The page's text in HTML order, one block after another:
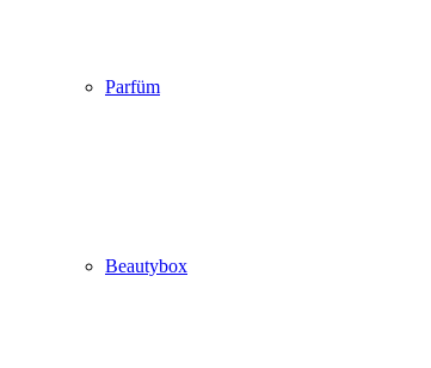
Parfüm
Beautybox